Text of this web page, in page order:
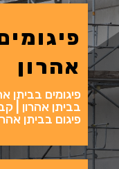
אהרון
פיגומים בביתן
בביתן אהרון |
פיגום בביתן